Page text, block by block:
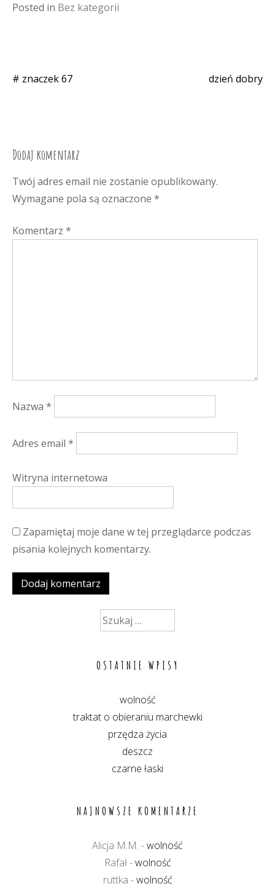
Posted in Bez kategorii
Nawigacja
# znaczek 67 dzień dobry
Dodaj komentarz
Twój adres email nie zostanie opublikowany.
Wymagane pola są oznaczone *
Komentarz *
Nazwa *
Adres email *
Witryna internetowa
Zapamiętaj moje dane w tej przeglądarce podczas
pisania kolejnych komentarzy.
Szukaj:
OSTATNIE WPISY
wolność
traktat o obieraniu marchewki
przędza życia
deszcz
czarne łaski
NAJNOWSZE KOMENTARZE
Alicja M.M. -wolność
Rafał-wolność
ruttka -wolność